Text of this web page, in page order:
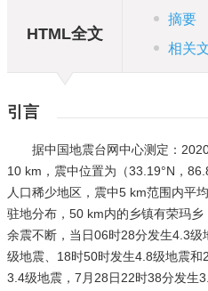
HTML全文
摘要
相关
引言
据中国地震台网中心测定：
10 km，震中位置为（33.19°N，
人口稀少地区，震中5 km范围内平
驻地分布，50 km内的乡镇有荣玛
余震不断，当日06时28分发生4.3
级地震、18时50时发生4.8级地震
3.4级地震，7月28日22时38分发生